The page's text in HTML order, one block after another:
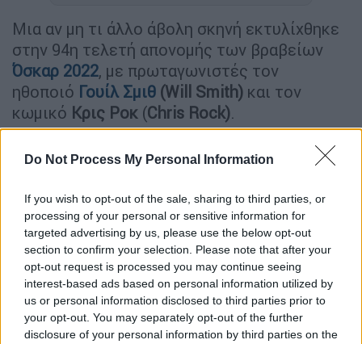
Do Not Process My Personal Information
If you wish to opt-out of the sale, sharing to third parties, or
processing of your personal or sensitive information for
targeted advertising by us, please use the below opt-out
section to confirm your selection. Please note that after your
opt-out request is processed you may continue seeing
interest-based ads based on personal information utilized by
us or personal information disclosed to third parties prior to
your opt-out. You may separately opt-out of the further
disclosure of your personal information by third parties on the
Μια αν μη τι άλλο άβολη σκηνή εκτυλίχθηκε
στην 94η τελετή απονομής των βραβείων
Όσκαρ 2022, με πρωταγωνιστές τον
ηθοποιό Γουίλ Σμιθ (Will Smith) και τον
κωμικό Κρις Ροκ (Chris Rock).
άστοχο αστείο για τηνJada Pinkett Smith,
σύζυγο τουΓουίλ Σμιθ , ότι ανυπομονούσε για
τη συνέχεια του "G.I. Jane"(η Jada Pinkett
Smith έχει απώλεια μαλλιών), ο
Σμιθσηκώθηκε από τη θέση του κοντά στη
σκηνή, πλησίασε τον Rock και τον
χαστούκισε.